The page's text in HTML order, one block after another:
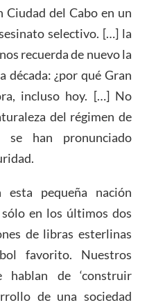
del Cabo en un
selectivo. […] la
recuerda de nuevo la
década: ¿por qué Gran
incluso hoy. […] No
del régimen de
se han pronunciado
pequeña nación
en los últimos dos
de libras esterlinas
favorito. Nuestros
hablan de ‘construir
de una sociedad